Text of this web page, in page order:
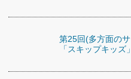
第25回(多方面のサ
「スキップキッズ」